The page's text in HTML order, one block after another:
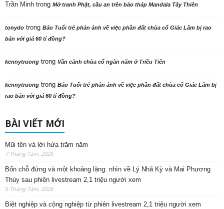
Trần Minh trong Mở tranh Phật, cầu an trên bảo tháp Mandala Tây Thiên
tonydo trong Báo Tuổi trẻ phản ảnh về việc phần đất chùa cổ Giác Lâm bị rao
bán với giá 60 tỉ đồng?
kennytruong trong Vãn cảnh chùa cổ ngàn năm ở Triều Tiên
kennytruong trong Báo Tuổi trẻ phản ảnh về việc phần đất chùa cổ Giác Lâm bị
rao bán với giá 60 tỉ đồng?
BÀI VIẾT MỚI
Mũi tên và lời hứa trăm năm
7 Tháng Tám, 2026
Bốn chỗ đứng và một khoảng lặng: nhìn về Lý Nhã Kỳ và Mai Phương
Thúy sau phiên livestream 2,1 triệu người xem
6 Tháng Tám, 2026
Biệt nghiệp và cộng nghiệp từ phiên livestream 2,1 triệu người xem